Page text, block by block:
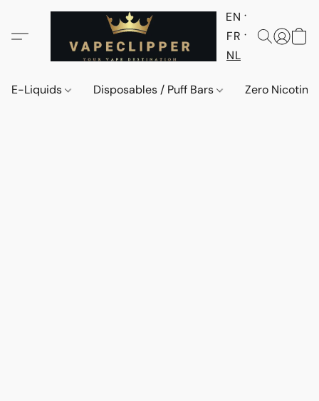
EN
FR
NL
E-Liquids Disposables / Puff Bars Zero Nicotine